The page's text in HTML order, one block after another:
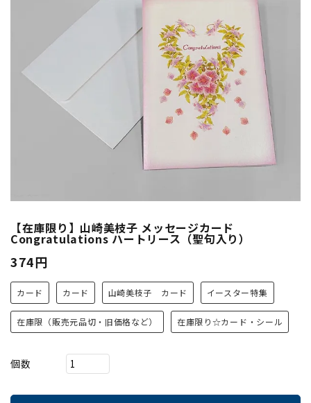
【在庫限り】山崎美枝子 メッセージカード
Congratulations ハートリース（聖句入り）
374円
カード カード 山崎美枝子 カード イースター特集
在庫限（販売元品切・旧価格など） 在庫限り☆カード・シール
個数